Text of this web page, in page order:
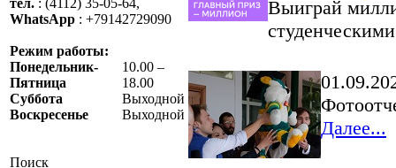
тел. : (4112) 35-05-64,
WhatsApp : +79142729090
Режим работы:
Понедельник-
Пятница
10.00 –
18.00
Суббота
Выходной
Воскресенье
Выходной
Поиск
Выиграй
Далее...